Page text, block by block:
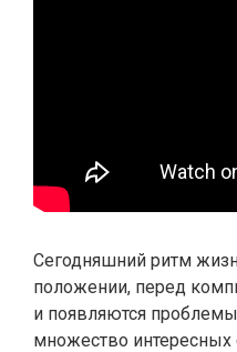
Сегодняшний ритм
положении, перед
и появляются
множество интересных